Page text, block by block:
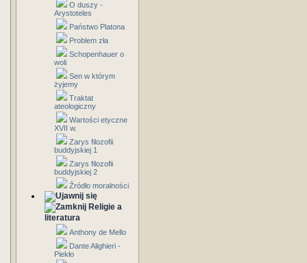
O duszy -
Arystoteles
Państwo Platona
Problem zła
Schopenhauer o
woli
Sen w którym
żyjemy
Traktat
ateologiczny
Wartości etyczne
XVII w.
Zarys filozofii
buddyjskiej 1
Zarys filozofii
buddyjskiej 2
Źródło moralności
Religie a
literatura
Anthony de Mello
Dante Alighieri -
Piekło